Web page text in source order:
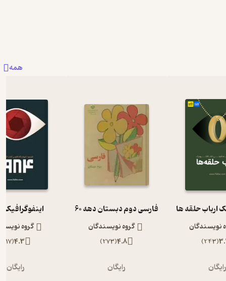
همه
ارباب حلقه ها
نویسندگان
(
243
)
رایگان
فارسی دوم دبستان دهه 60
گروه نویسندگان
4.8
(
273
)
رایگان
اینفوگرافیک 1984
گروه
4.3
(
117
رایگان